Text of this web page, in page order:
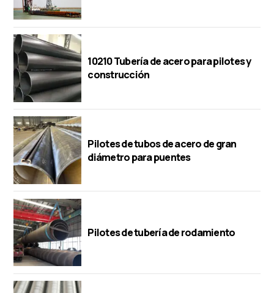
10210 Tubería de acero para pilotes y
construcción
Pilotes de tubos de acero de gran
diámetro para puentes
Pilotes de tubería de rodamiento